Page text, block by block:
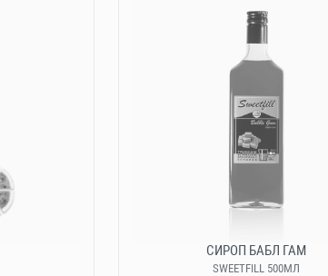
СИРОП БАБЛ ГАМ
SWEETFILL 500МЛ